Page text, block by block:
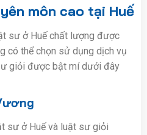
môn cao tại Huế
sư ở Huế chất lượng được
có thể chọn sử dụng dịch vụ
giỏi được bật mí dưới đây
sư ở Huế và luật sư giỏi